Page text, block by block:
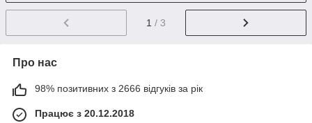
1 / 3
Про нас
98% позитивних з 2666 відгуків за рік
Працює з 20.12.2018